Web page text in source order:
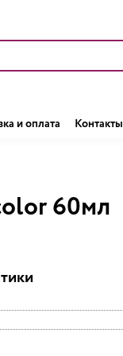
и оплата Контакты
60мл